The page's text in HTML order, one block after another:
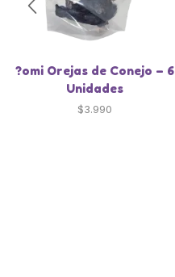
?omi Orejas de Conejo – 6
Unidades
$3.990